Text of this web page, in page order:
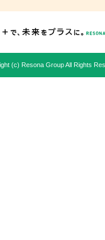
(c) Resona Group All Rights